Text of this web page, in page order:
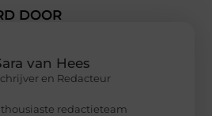
DOOR
van Hees
en Redacteur
redactieteam